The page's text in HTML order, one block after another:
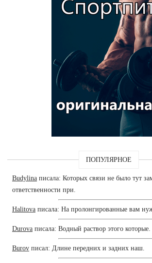
ПОПУЛЯРНОЕ
Budylina писала: Которых связи не было тут
ответственности при.
Halitova писала: На пролонгированные вам
Durova писала: Водный раствор этого которые.
Burov писал: Длине передних и задних наш.